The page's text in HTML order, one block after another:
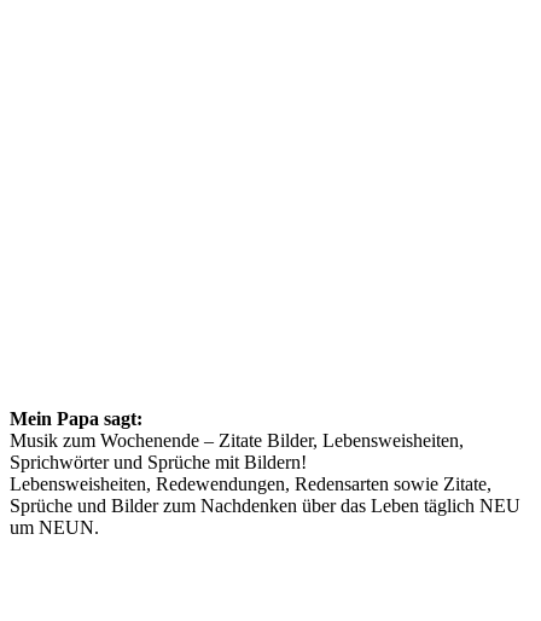
Mein Papa sagt:
Musik zum Wochenende – Zitate Bilder, Lebensweisheiten,
Sprichwörter und Sprüche mit Bildern!
Lebensweisheiten, Redewendungen, Redensarten sowie Zitate,
Sprüche und Bilder zum Nachdenken über das Leben täglich NEU
um NEUN.